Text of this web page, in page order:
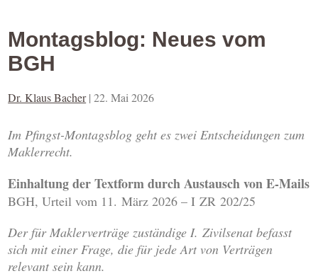
Montagsblog: Neues vom
BGH
Dr. Klaus Bacher |22. Mai 2026
Im Pfingst-Montagsblog geht es zwei Entscheidungen zum
Maklerrecht.
Einhaltung der Textform durch Austausch von E-Mails
BGH, Urteil vom 11. März 2026 – I ZR 202/25
Der für Maklerverträge zuständige I. Zivilsenat befasst
sich mit einer Frage, die für jede Art von Verträgen
relevant sein kann.